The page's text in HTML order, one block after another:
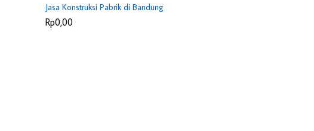
Jasa Konstruksi Pabrik di Bandung
Rp0,00